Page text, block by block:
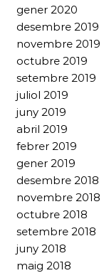
gener 2020
desembre 2019
novembre 2019
octubre 2019
setembre 2019
juliol 2019
juny 2019
abril 2019
febrer 2019
gener 2019
desembre 2018
novembre 2018
octubre 2018
setembre 2018
juny 2018
maig 2018